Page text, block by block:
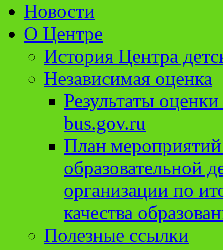
Новости
О Центре
История Центра
Независимая оценка
Результаты
bus.gov.ru
План
образовательной
организации по
качества
Полезные ссылки